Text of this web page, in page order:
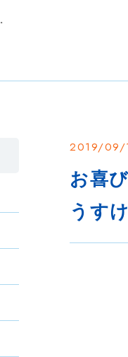
2019/09/
お喜
うす